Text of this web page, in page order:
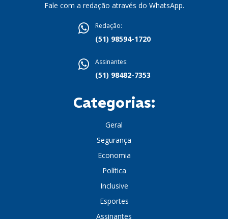
Fale com a redação através do WhatsApp.
Redação:
(51) 98594-1720
Assinantes:
(51) 98482-7353
Categorias:
Geral
Segurança
Economia
Política
Inclusive
Esportes
Assinantes